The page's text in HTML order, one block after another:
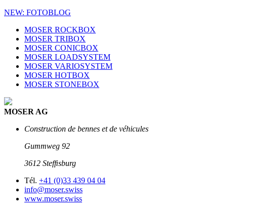
NEW: FOTOBLOG
MOSER ROCKBOX
MOSER TRIBOX
MOSER CONICBOX
MOSER LOADSYSTEM
MOSER VARIOSYSTEM
MOSER HOTBOX
MOSER STONEBOX
MOSER AG
Construction de bennes et de véhicules
Gummweg 92
3612 Stefﬁsburg
Tél. +41 (0)33 439 04 04
info@moser.swiss
www.moser.swiss